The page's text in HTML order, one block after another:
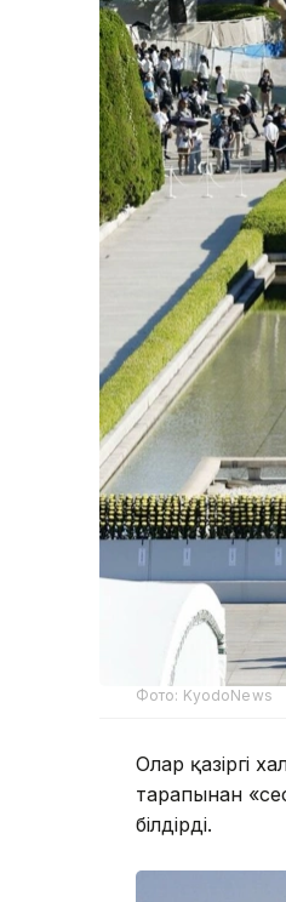
Фото: KyodoNews
Олар қазіргі
тарапынан
білдірді.